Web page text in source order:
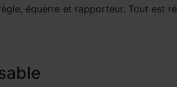
équerre et rapporteur. Tout est